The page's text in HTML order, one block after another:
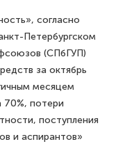
согласно
Петербургском
(СПбГУП)
за октябрь
месяцем
70%, потери
поступления
и аспирантов»